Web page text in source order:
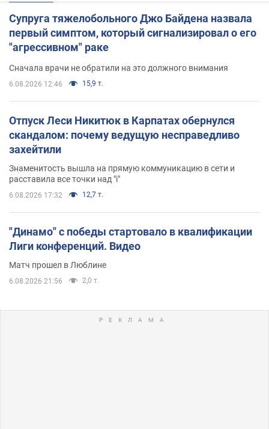
Супруга тяжелобольного Джо Байдена назвала
первый симптом, который сигнализировал о его
"агрессивном" раке
Сначала врачи не обратили на это должного внимания
6.08.2026 12:46 15,9 т.
Отпуск Леси Никитюк в Карпатах обернулся
скандалом: почему ведущую несправедливо
захейтили
Знаменитость вышла на прямую коммуникацию в сети и
расставила все точки над "i"
6.08.2026 17:32 12,7 т.
"Динамо" с победы стартовало в квалификации
Лиги конференций. Видео
Матч прошел в Люблине
6.08.2026 21:56 2,0 т.